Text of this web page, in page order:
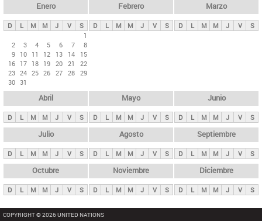
ds
p
n
c
i
p
l
e
s
Enero
D L M M J V
S
1
2
3 4 5 6 7
8
9 10 11 12 13 14
15
16 17 18 19 20 21
22
23 24 25 26 27 28 29
30 31
Febrero
D L M M J V S
Marzo
D L M M J V S
Abril
D L M M J V S
Mayo
D L M M J V S
Junio
D L M M J V S
Julio
D L M M J V S
Agosto
D L M M J V S
Septiembre
D L M M J V S
Octubre
D L M M J V S
Noviembre
D L M M J V S
Diciembre
D L M M J V S
COPYRIGHT © 2026 UNITED NATIONS